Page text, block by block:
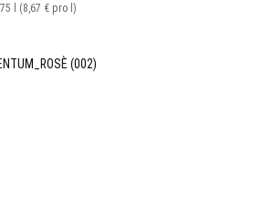
l (8,67 € pro l)